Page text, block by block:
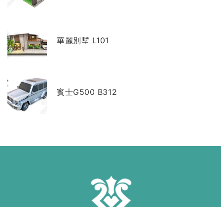
華麗別墅 L101
賓士G500 B312